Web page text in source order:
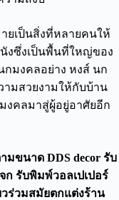
ยเป็นสิ่งที่หลายคนให้
งซึ่งเป็นพื้นที่ใหญ่ของ
มงคลอย่าง หงส์ นก
ามสวยงามให้กับบ้าน
งคลมาสู่ผู้อยู่อาศัยอีก
มขนาด DDS decor รับ
รับพิมพ์วอลเปเปอร์
ร่วมสมัยตกแต่งร้าน